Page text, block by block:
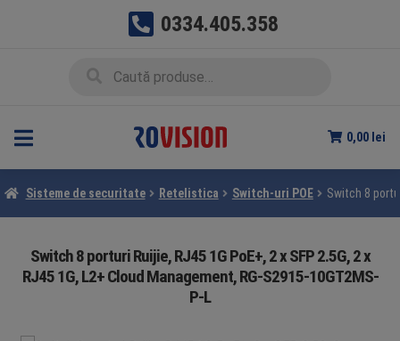
0334.405.358
0,00 lei
Sisteme de securitate Retelistica Switch-uri POE Switch 8
Switch 8 porturi Ruijie, RJ45 1G PoE+, 2 x SFP 2.5G, 2 x
RJ45 1G, L2+ Cloud Management, RG-S2915-10GT2MS-
P-L